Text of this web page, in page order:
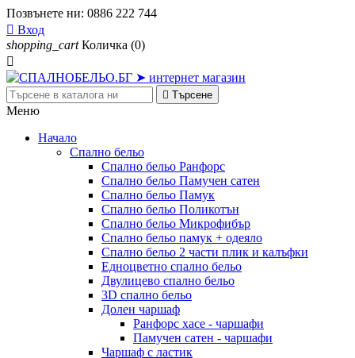
Позвънете ни: 0886 222 744
 Вход
shopping_cart Количка (0)

 Търсене
Меню
Начало
Спално бельо
Спално бельо Ранфорс
Спално бельо Памучен сатен
Спално бельо Памук
Спално бельо Поликотън
Спално бельо Микрофибър
Спално бельо памук + одеяло
Спално бельо 2 части плик и калъфки
Eдноцветно спално бельо
Двулицево спално бельо
3D спално бельо
Долен чаршаф
Ранфорс хасе - чаршафи
Памучен сатен - чаршафи
Чаршаф с ластик